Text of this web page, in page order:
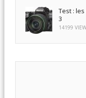
Test :
3
14199